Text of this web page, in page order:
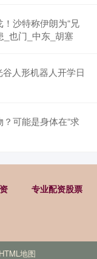
沙特称伊朗为“兄
_也门_中东_胡塞
谷人形机器人开学日
可能是身体在“求
专业配资股票
HTML地图